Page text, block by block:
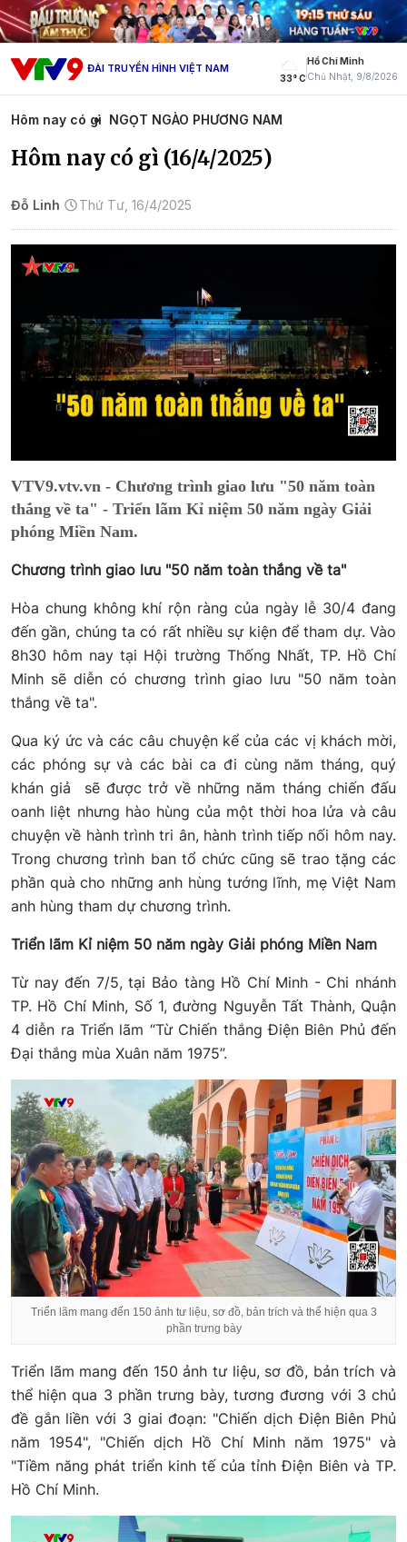
ĐÀI TRUYỀN HÌNH VIỆT NAM
33° C
Hồ Chí Minh
Chủ Nhật, 9/8/2026
Hôm nay có gì NGỌT NGÀO PHƯƠNG NAM
Hôm nay có gì (16/4/2025)
Đỗ Linh Thứ Tư, 16/4/2025
VTV9.vtv.vn - Chương trình giao lưu "50 năm toàn
thắng về ta" - Triển lãm Kỉ niệm 50 năm ngày Giải
phóng Miền Nam.
Chương trình giao lưu "50 năm toàn thắng về ta"
Hòa chung không khí rộn ràng của ngày lễ 30/4 đang
đến gần, chúng ta có rất nhiều sự kiện để tham dự. Vào
8h30 hôm nay tại Hội trường Thống Nhất, TP. Hồ Chí
Minh sẽ diễn có chương trình giao lưu "50 năm toàn
thắng về ta".
Qua ký ức và các câu chuyện kể của các vị khách mời,
các phóng sự và các bài ca đi cùng năm tháng, quý
khán giả sẽ được trở về những năm tháng chiến đấu
oanh liệt nhưng hào hùng của một thời hoa lửa và câu
chuyện về hành trình tri ân, hành trình tiếp nối hôm nay.
Trong chương trình ban tổ chức cũng sẽ trao tặng các
phần quà cho những anh hùng tướng lĩnh, mẹ Việt Nam
anh hùng tham dự chương trình.
Triển lãm Kỉ niệm 50 năm ngày Giải phóng Miền Nam
Từ nay đến 7/5, tại Bảo tàng Hồ Chí Minh - Chi nhánh
TP. Hồ Chí Minh, Số 1, đường Nguyễn Tất Thành, Quận
4 diễn ra Triển lãm “Từ Chiến thắng Điện Biên Phủ đến
Đại thắng mùa Xuân năm 1975”.
Triển lãm mang đến 150 ảnh tư liệu, sơ đồ, bản trích và thể hiện qua 3
phần trưng bày
Triển lãm mang đến 150 ảnh tư liệu, sơ đồ, bản trích và
thể hiện qua 3 phần trưng bày, tương đương với 3 chủ
đề gắn liền với 3 giai đoạn: "Chiến dịch Điện Biên Phủ
năm 1954", "Chiến dịch Hồ Chí Minh năm 1975" và
"Tiềm năng phát triển kinh tế của tỉnh Điện Biên và TP.
Hồ Chí Minh.